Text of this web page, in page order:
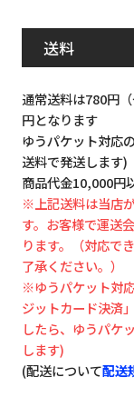
送料
通常送料は780円
円となります
ゆうパケット対応
送料で発送します)
商品代金10,000円
※上記送料は当店
す。お客様で運送
ります。（対応で
了承ください。）
※ゆうパケット対
ジットカード決済
したら、ゆうパケ
します)
(配送について配送